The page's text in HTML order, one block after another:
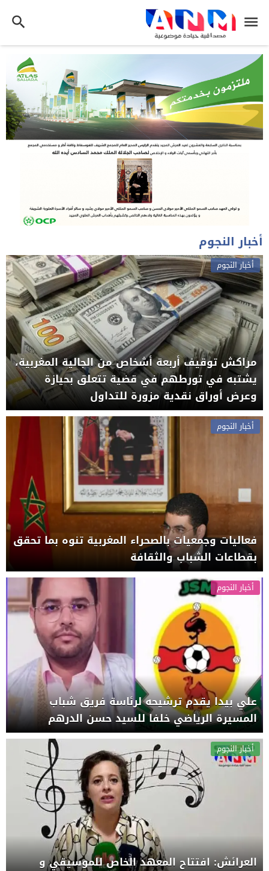
أخبار النجوم
أخبار النجوم
مراكش توقيف أربعة أشخاص من الجالية المغربية،
يشتبه في تورطهم في قضية تتعلق بحيازة
وعرض أوراق نقدية مزورة للتداول
أخبار النجوم
فعاليات وجمعيات بالصحراء المغربية تنوه بما تحقق
بقطاعات الشباب والثقافة
أخبار النجوم
علي بيدا يقدم ترشيحه لرئاسة فريق شباب
المسيرة الرياضي خلفا للسيد حسن الدرهم
أخبار النجوم
العرائش: افتتاح المعهد الخاص للموسيقي و